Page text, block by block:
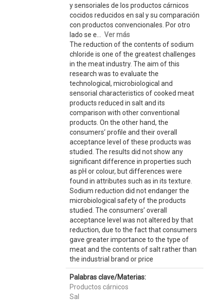
y sensoriales de los productos cárnicos
cocidos reducidos en sal y su comparación
con productos convencionales. Por otro
lado se e... Ver más
The reduction of the contents of sodium
chloride is one of the greatest challenges
in the meat industry. The aim of this
research was to evaluate the
technological, microbiological and
sensorial characteristics of cooked meat
products reduced in salt and its
comparison with other conventional
products. On the other hand, the
consumers’ profile and their overall
acceptance level of these products was
studied. The results did not show any
significant difference in properties such
as pH or colour, but differences were
found in attributes such as in its texture.
Sodium reduction did not endanger the
microbiological safety of the products
studied. The consumers’ overall
acceptance level was not altered by that
reduction, due to the fact that consumers
gave greater importance to the type of
meat and the contents of salt rather than
the industrial brand or price
Palabras clave/Materias:
Productos cárnicos
Sal